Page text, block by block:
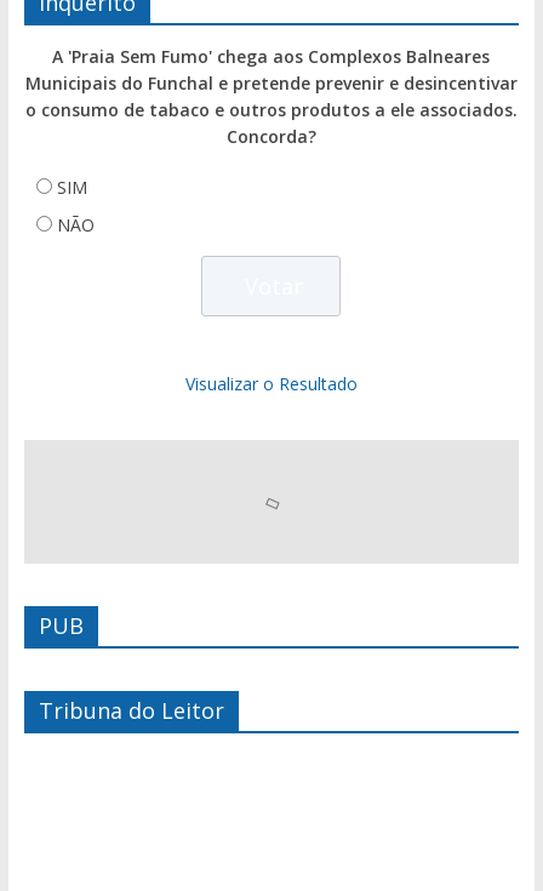
A 'Praia Sem Fumo' chega aos Complexos Balneares
Municipais do Funchal e pretende prevenir e desincentivar
o consumo de tabaco e outros produtos a ele associados.
Concorda?
SIM
NÃO
Visualizar o Resultado
PUB
Tribuna do Leitor